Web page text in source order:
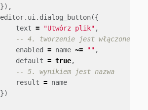
}),
editor. ui . dialog_button({
text = "Utwórz plik" ,
-- 4. tworzenie jest włączone,
enabled
= name ~= "" ,
default = true,
-- 5. wynikiem jest nazwa
result = name
})